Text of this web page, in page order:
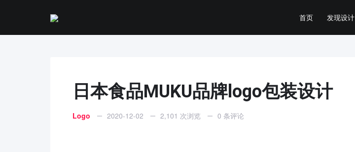
首页 发现设计
日本食品MUKU品牌logo包装设计
Logo 2020-12-02 2,101 次浏览 0 条评论